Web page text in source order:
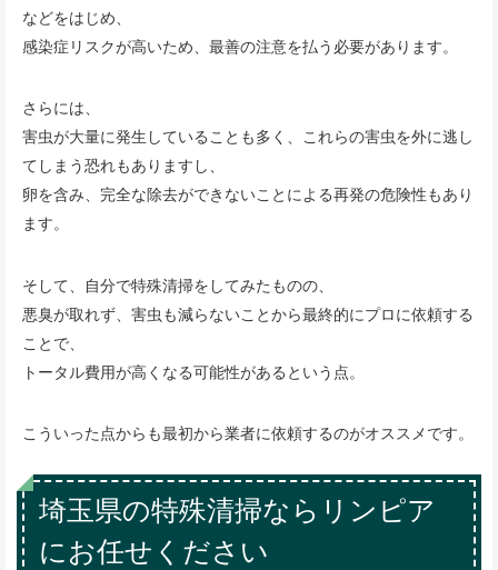
などをはじめ、
感染症リスクが高いため、最善の注意を払う必要があります。
さらには、
害虫が大量に発生していることも多く、これらの害虫を外に逃し
てしまう恐れもありますし、
卵を含み、完全な除去ができないことによる再発の危険性もあり
ます。
そして、自分で特殊清掃をしてみたものの、
悪臭が取れず、害虫も減らないことから最終的にプロに依頼する
ことで、
トータル費用が高くなる可能性があるという点。
こういった点からも最初から業者に依頼するのがオススメです。
埼玉県の特殊清掃ならリンピア
にお任せください